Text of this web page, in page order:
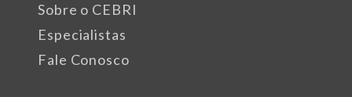
Sobre o CEBRI
Especialistas
Fale Conosco